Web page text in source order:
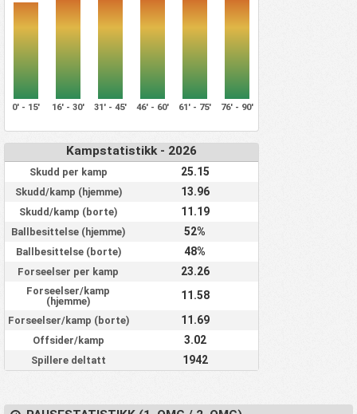
0' - 15' 16' - 30' 31' - 45' 46' - 60' 61' - 75' 76' - 90'
Kampstatistikk - 2026
Skudd per kamp 25.15
Skudd/kamp (hjemme) 13.96
Skudd/kamp (borte) 11.19
Ballbesittelse (hjemme) 52%
Ballbesittelse (borte) 48%
Forseelser per kamp 23.26
Forseelser/kamp
(hjemme)
11.58
Forseelser/kamp (borte) 11.69
Offsider/kamp 3.02
Spillere deltatt 1942